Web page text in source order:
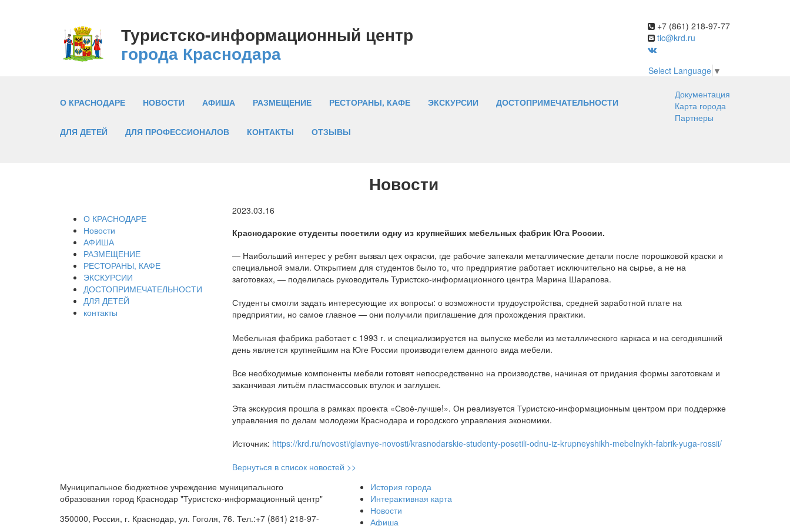
Туристско-информационный центр
города Краснодара
+7 (861) 218-97-77
tic@krd.ru
Select Language ▼
О КРАСНОДАРЕ НОВОСТИ АФИША РАЗМЕЩЕНИЕ РЕСТОРАНЫ, КАФЕ ЭКСКУРСИИ ДОСТОПРИМЕЧАТЕЛЬНОСТИ
ДЛЯ ДЕТЕЙ ДЛЯ ПРОФЕССИОНАЛОВ КОНТАКТЫ ОТЗЫВЫ
Документация
Карта города
Партнеры
Новости
О КРАСНОДАРЕ
Новости
АФИША
РАЗМЕЩЕНИЕ
РЕСТОРАНЫ, КАФЕ
ЭКСКУРСИИ
ДОСТОПРИМЕЧАТЕЛЬНОСТИ
ДЛЯ ДЕТЕЙ
контакты
2023.03.16
Краснодарские студенты посетили одну из крупнейших мебельных фабрик Юга России.
— Наибольший интерес у ребят вызвал цех окраски, где рабочие запекали металлические детали после порошковой краски и
специальной эмали. Открытием для студентов было то, что предприятие работает исключительно на сырье, а не на
заготовках, — поделилась руководитель Туристско-информационного центра Марина Шарапова.
Студенты смогли задать интересующие их вопросы: о возможности трудоустройства, средней заработной плате на
предприятии, но самое главное — они получили приглашение для прохождения практики.
Мебельная фабрика работает с 1993 г. и специализируется на выпуске мебели из металлического каркаса и на сегодняшний
день является крупнейшим на Юге России производителем данного вида мебели.
Все необходимые компоненты мебели готовят непосредственно на производстве, начиная от придания формы заготовкам и
заканчивая литьём пластмассовых втулок и заглушек.
Эта экскурсия прошла в рамках проекта «Своё-лучше!». Он реализуется Туристско-информационным центром при поддержке
управления по делам молодежи Краснодара и городского управления экономики.
Источник: https://krd.ru/novosti/glavnye-novosti/krasnodarskie-studenty-posetili-odnu-iz-krupneyshikh-mebelnykh-fabrik-yuga-rossii/
Вернуться в список новостей >>
История города
Интерактивная карта
Новости
Афиша
Муниципальное бюджетное учреждение муниципального
образования город Краснодар "Туристско-информационный центр"
350000, Россия, г. Краснодар, ул. Гоголя, 76. Тел.:+7 (861) 218-97-